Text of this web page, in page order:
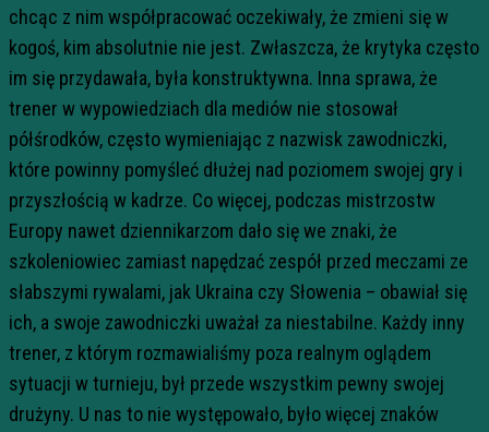
chcąc z nim współpracować oczekiwały, że zmieni się w
kogoś, kim absolutnie nie jest. Zwłaszcza, że krytyka często
im się przydawała, była konstruktywna. Inna sprawa, że
trener w wypowiedziach dla mediów nie stosował
półśrodków, często wymieniając z nazwisk zawodniczki,
które powinny pomyśleć dłużej nad poziomem swojej gry i
przyszłością w kadrze. Co więcej, podczas mistrzostw
Europy nawet dziennikarzom dało się we znaki, że
szkoleniowiec zamiast napędzać zespół przed meczami ze
słabszymi rywalami, jak Ukraina czy Słowenia – obawiał się
ich, a swoje zawodniczki uważał za niestabilne. Każdy inny
trener, z którym rozmawialiśmy poza realnym oglądem
sytuacji w turnieju, był przede wszystkim pewny swojej
drużyny. U nas to nie występowało, było więcej znaków